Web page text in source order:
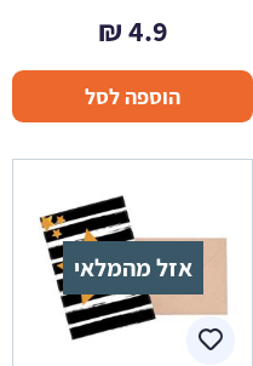
4.9
₪
הוספה לסל
אזל מהמלאי